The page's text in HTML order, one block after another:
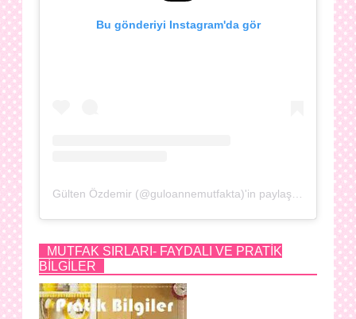
Bu gönderiyi Instagram'da gör
Gülten Özdemir (@guloannemutfakta)'in paylaştığı bir gönderi
MUTFAK SIRLARI- FAYDALI VE PRATİK
BİLGİLER